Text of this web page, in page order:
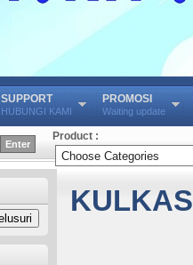
SUPPORT
HUBUNGI KAMI
PROMOSI
Waiting update
Product :